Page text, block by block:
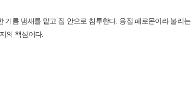
름 냄새를 맡고 집 안으로 침투한다. 응집 페로몬이라 불리는
의 핵심이다.